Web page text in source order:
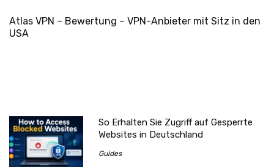
Atlas VPN – Bewertung – VPN-Anbieter mit Sitz in den
USA
So Erhalten Sie Zugriff auf Gesperrte
Websites in Deutschland
Guides